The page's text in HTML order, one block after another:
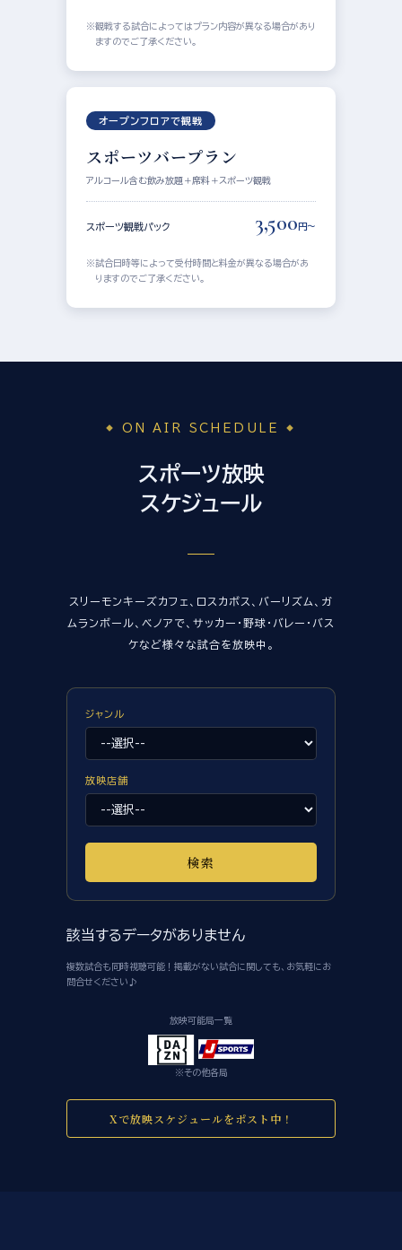
観戦する試合によってはプラン内容が異なる場合があり
ますのでご了承ください。
オープンフロアで観戦
スポーツバープラン
アルコール含む飲み放題＋席料＋スポーツ観戦
スポーツ観戦パック 3,500 円〜
試合日時等によって受付時間と料金が異なる場合があ
りますのでご了承ください。
ON AIR SCHEDULE
スポーツ放映
スケジュール
スリーモンキーズカフェ、ロスカボス、バーリズム、ガ
ムランボール、ベノアで、サッカー・野球・バレー・バス
ケなど様々な試合を放映中。
ジャンル
放映店舗
検索
該当するデータがありません
複数試合も同時視聴可能！掲載がない試合に関しても、お気軽にお
問合せください♪
放映可能局一覧
※その他各局
Xで放映スケジュールをポスト中！